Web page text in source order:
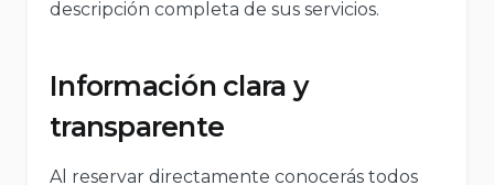
descripción completa de sus servicios.
Información clara y
transparente
Al reservar directamente conocerás todos